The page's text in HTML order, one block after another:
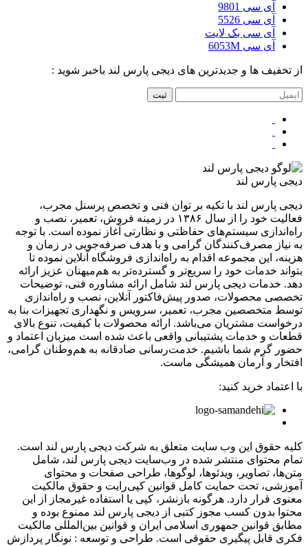
آی سی 9801
آی سی 5526
آی سی بک لایت
آی سی 6053M
از تخفیف ها و جدیدترین های دیجی پارس لند باخبر شوید :
ثبت
دیجی پارس لند
دیجی پارس لند با تکیه بر توان فنی و تخصص پرسنل مجرب،
فعالیت خود را از سال ۱۳۸۶ در زمینه فروش، تعمیر، نصب و
راه‌اندازی سیستم‌های حفاظتی و نظارتی آغاز نموده است. با توجه
به نیاز مصرف‌کنندگان گرامی و با هدف صرفه‌جویی در زمان و
هزینه، این مجموعه اقدام به راه‌اندازی فروشگاه آنلاین نموده تا
بتواند خدمات خود را سریع‌تر و گسترده‌تر به هم‌میهنان عزیز ارائه
دهد. خدمات دیجی پارس لند شامل ارائه مشاوره فنی، توضیحات
تخصصی محصولات، صدور پیش‌فاکتور آنلاین، نصب و راه‌اندازی
توسط متخصصین مجرب، تعمیر، سرویس و نگهداری تجهیزات بنا به
درخواست مشتریان می‌باشد. ارائه محصولات با کیفیت، تنوع بالای
قطعات و خدمات پشتیبانی واقعی باعث شده است میزبان اعتماد و
حضور گرم شما باشیم. خدمت‌رسانی صادقانه به هم‌وطنان گرامی،
افتخار و آرمان همیشگی ماست.
با اعتماد خرید کنید:
کلیه حقوق این وب سایت متعلق به شرکت دیجی پارس لند است.
تمام محتوای منتشر شده در وب‌سایت دیجی پارس لند، شامل
متن‌ها، تصاویر، ویدئوها، لوگوها، طراحی صفحات و محتوای
آموزشی، تحت حمایت کامل قوانین کپی‌رایت و حقوق مالکیت
معنوی قرار دارد. هرگونه بازنشر، کپی یا استفاده غیرمجاز از این
محتوا بدون کسب مجوز کتبی از دیجی پارس لند ممنوع بوده و
مطابق قوانین جمهوری اسلامی ایران و قوانین بین‌المللی مالکیت
فکری قابل پیگیری حقوقی است. طراحی و توسعه : نونگار پردازش